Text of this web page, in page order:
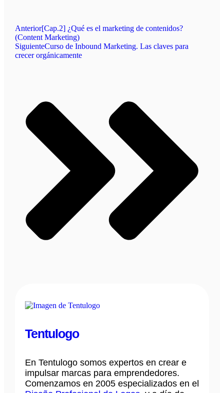
Anterior[Cap.2] ¿Qué es el marketing de contenidos?
(Content Marketing)
SiguienteCurso de Inbound Marketing. Las claves para
crecer orgánicamente
Tentulogo
En Tentulogo somos expertos en crear e
impulsar marcas para emprendedores.
Comenzamos en 2005 especializados en el